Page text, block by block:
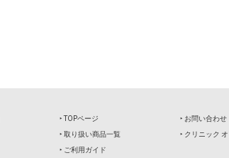
‣ TOPページ
‣ 取り扱い商品一覧
‣ ご利用ガイド
‣ お問い合わせ
‣ クリニック